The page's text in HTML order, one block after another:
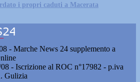
i propri caduti a Macerata
- Marche News 24 supplemento a
- Iscrizione al ROC n°17982 - p.iva
Gulizia